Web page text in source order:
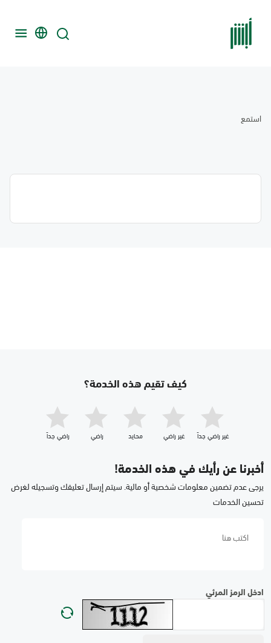
استمع
كيف تقيم هذه الخدمة؟
غير راضي جداّ غير راضي محايد راضي راضي جداّ
أخبرنا عن رأيك في هذه الخدمة!
يرجى عدم تضمين معلومات شخصية أو مالية. سيتم إرسال تعليقك وتسجيله لغرض
تحسين الخدمات
ادخل الرمز المرئي